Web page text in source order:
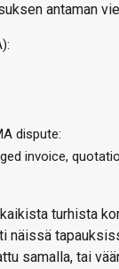
antaman
dispute:
invoice,
turhista
näissä
samalla, tai